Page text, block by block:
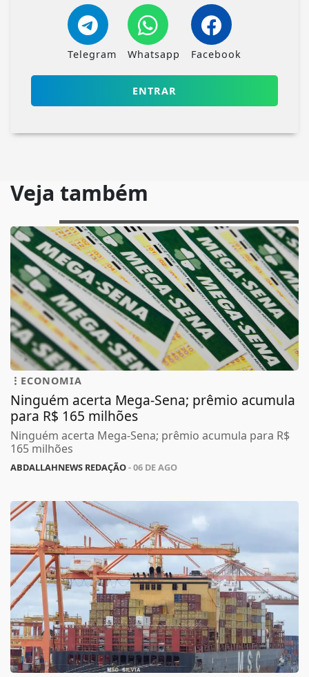
Telegram Whatsapp Facebook
ENTRAR
Veja também
ECONOMIA
Ninguém acerta Mega-Sena; prêmio acumula
para R$ 165 milhões
Ninguém acerta Mega-Sena; prêmio acumula para R$
165 milhões
ABDALLAHNEWS REDAÇÃO- 06 DE AGO